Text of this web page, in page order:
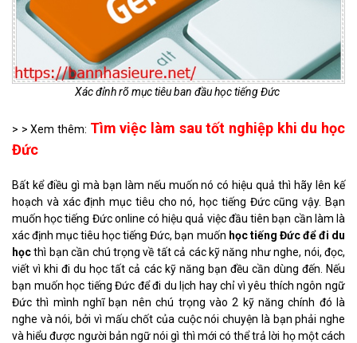
Xác đỉnh rõ mục tiêu ban đầu học tiếng Đức
> > Xem thêm: Tìm việc làm sau tốt nghiệp khi du học
Đức
Bất kể điều gì mà bạn làm nếu muốn nó có hiệu quả thì hãy lên kế
hoạch và xác định mục tiêu cho nó, học tiếng Đức cũng vậy. Bạn
muốn học tiếng Đức online có hiệu quả việc đầu tiên bạn cần làm là
xác định mục tiêu học tiếng Đức, bạn muốn học tiếng Đức để đi du
họcthì bạn cần chú trọng về tất cả các kỹ năng như nghe, nói, đọc,
viết vì khi đi du học tất cả các kỹ năng bạn đều cần dùng đến. Nếu
bạn muốn học tiếng Đức để đi du lịch hay chỉ vì yêu thích ngôn ngữ
Đức thì mình nghĩ bạn nên chú trọng vào 2 kỹ năng chính đó là
nghe và nói, bởi vì mấu chốt của cuộc nói chuyện là bạn phải nghe
và hiểu được người bản ngữ nói gì thì mới có thể trả lời họ một cách